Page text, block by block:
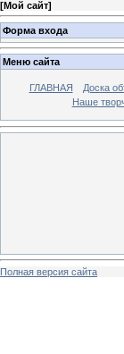
[Мой сайт]
Форма входа
Меню сайта
ГЛАВНАЯ Доска
Наше
Полная версия сайта